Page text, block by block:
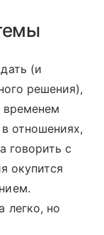
(и
решения),
временем
отношениях,
говорить с
окупится
легко, но